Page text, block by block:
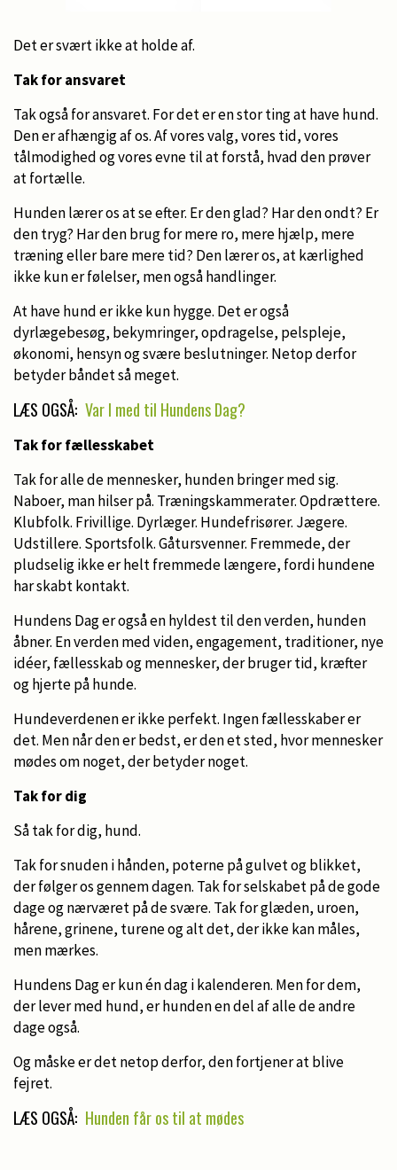
Det er svært ikke at holde af.
Tak for ansvaret
Tak også for ansvaret. For det er en stor ting at have hund.
Den er afhængig af os. Af vores valg, vores tid, vores
tålmodighed og vores evne til at forstå, hvad den prøver
at fortælle.
Hunden lærer os at se efter. Er den glad? Har den ondt? Er
den tryg? Har den brug for mere ro, mere hjælp, mere
træning eller bare mere tid? Den lærer os, at kærlighed
ikke kun er følelser, men også handlinger.
At have hund er ikke kun hygge. Det er også
dyrlægebesøg, bekymringer, opdragelse, pelspleje,
økonomi, hensyn og svære beslutninger. Netop derfor
betyder båndet så meget.
LÆS OGSÅ: Var I med til Hundens Dag?
Tak for fællesskabet
Tak for alle de mennesker, hunden bringer med sig.
Naboer, man hilser på. Træningskammerater. Opdrættere.
Klubfolk. Frivillige. Dyrlæger. Hundefrisører. Jægere.
Udstillere. Sportsfolk. Gåtursvenner. Fremmede, der
pludselig ikke er helt fremmede længere, fordi hundene
har skabt kontakt.
Hundens Dag er også en hyldest til den verden, hunden
åbner. En verden med viden, engagement, traditioner, nye
idéer, fællesskab og mennesker, der bruger tid, kræfter
og hjerte på hunde.
Hundeverdenen er ikke perfekt. Ingen fællesskaber er
det. Men når den er bedst, er den et sted, hvor mennesker
mødes om noget, der betyder noget.
Tak for dig
Så tak for dig, hund.
Tak for snuden i hånden, poterne på gulvet og blikket,
der følger os gennem dagen. Tak for selskabet på de gode
dage og nærværet på de svære. Tak for glæden, uroen,
hårene, grinene, turene og alt det, der ikke kan måles,
men mærkes.
Hundens Dag er kun én dag i kalenderen. Men for dem,
der lever med hund, er hunden en del af alle de andre
dage også.
Og måske er det netop derfor, den fortjener at blive
fejret.
LÆS OGSÅ: Hunden får os til at mødes